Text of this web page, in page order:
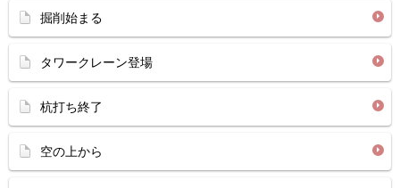
掘削始まる
タワークレーン登場
杭打ち終了
空の上から